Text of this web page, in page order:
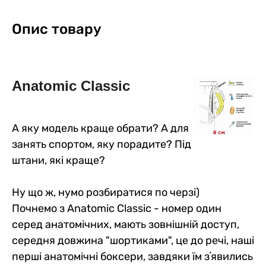
Опис товару
Anatomic Classic
А яку модель краще обрати? А для
занять спортом, яку порадите? Під
штани, які краще?
Ну що ж, нумо розбиратися по черзі)
Почнемо з Anatomic Classic - номер один
серед анатомічних, мають зовнішній доступ,
середня довжина "шортиками", це до речі, наші
перші анатомічні боксери, завдяки їм зʼявились